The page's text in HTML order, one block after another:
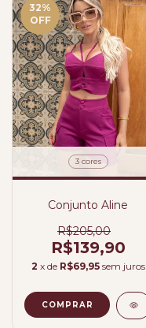
32%
OFF
3 cores
Conjunto Aline
R$205,00
R$139,90
2 x de R$69,95 sem juros
COMPRAR